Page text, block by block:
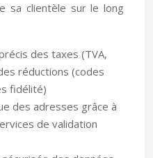
sa clientèle sur le long
des taxes (TVA,
réductions (codes
fidélité)
des adresses grâce à
de validation